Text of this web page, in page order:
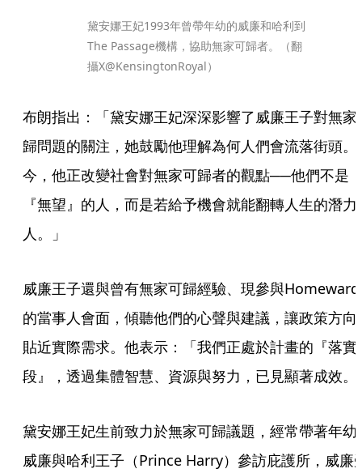
黛安娜王妃1993年曾帶年幼的威廉和哈利到
The Passage機構，協助無家可歸者。（翻
攝X@KensingtonRoyal）
布朗指出：「黛安娜王妃深深影響了威廉王子對無家
歸問題的關注，她鼓勵他理解為何人們會流落街頭。
今，他正改變社會對無家可歸者的觀點──他們不是
『無望』的人，而是若給予機會就能翻轉人生的潛力
人。」
威廉王子還與曾有無家可歸經驗、現參與
的當事人會面，傾聽他們的心聲與建議，讓政策方向
貼近實際需求。他表示：「我們正處於計畫的『落實
段』，透過集體智慧、資源與努力，已見顯著成效。
黛安娜王妃生前致力於無家可歸議題，經常帶著年幼
威廉與哈利王子（Prince Harry）參訪庇護所，威廉